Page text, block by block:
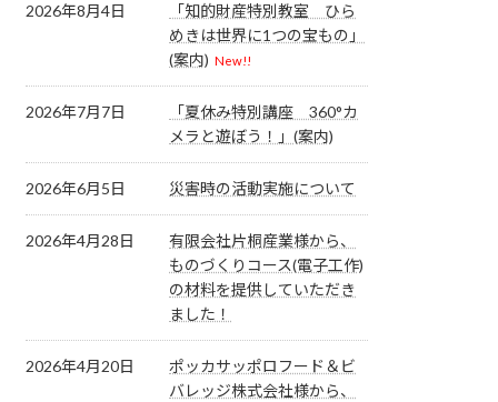
2026年8月4日
「知的財産特別教室 ひら
めきは世界に1つの宝もの」
(案内) New!!
2026年7月7日
「夏休み特別講座 360°カ
メラと遊ぼう！」(案内)
2026年6月5日 災害時の活動実施について
2026年4月28日
有限会社片桐産業様から、
ものづくりコース(電子工作)
の材料を提供していただき
ました！
2026年4月20日
ポッカサッポロフード＆ビ
バレッジ株式会社様から、